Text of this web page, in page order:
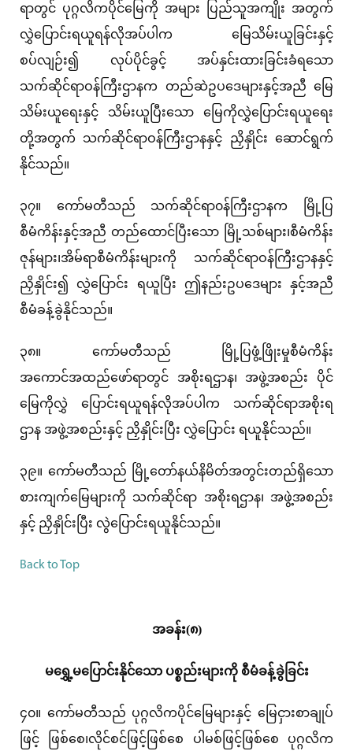
ရာတွင် ပုဂ္ဂလိကပိုင်မြေကို အများ ပြည်သူအကျိုး အတွက်
လွှဲပြောင်းရယူရန်လိုအပ်ပါက မြေသိမ်းယူခြင်းနှင့်
စပ်လျဉ်း၍ လုပ်ပိုင်ခွင့် အပ်နှင်းထားခြင်းခံရသော
သက်ဆိုင်ရာဝန်ကြီးဌာနက တည်ဆဲဥပဒေများနှင့်အညီ မြေ
သိမ်းယူရေးနှင့် သိမ်းယူပြီးသော မြေကိုလွှဲပြောင်းရယူရေး
တို့အတွက် သက်ဆိုင်ရာဝန်ကြီးဌာနနှင့် ညှိနှိုင်း ဆောင်ရွက်
နိုင်သည်။
၃၇။ ကော်မတီသည် သက်ဆိုင်ရာ၀န်ကြီးဌာနက မြို့ပြ
စီမံကိန်းနှင့်အညီ တည်ထောင်ပြီးသော မြို့သစ်များ၊စီမံကိန်း
ဇုန်များ၊အိမ်ရာစီမံကိန်းများကို သက်ဆိုင်ရာဝန်ကြီးဌာနနှင့်
ညှိနှိုင်း၍ လွှဲပြောင်း ရယူပြီး ဤနည်းဥပဒေများ နှင့်အညီ
စီမံခန့်ခွဲနိုင်သည်။
၃၈။ ကော်မတီသည် မြို့ပြဖွံ့ဖြိုးမှုစီမံကိန်း
အကောင်အထည်ဖော်ရာတွင် အစိုးရဌာန၊ အဖွဲ့အစည်း ပိုင်
မြေကိုလွှဲ ပြောင်းရယူရန်လိုအပ်ပါက သက်ဆိုင်ရာအစိုးရ
ဌာန အဖွဲ့အစည်းနှင့် ညှိနှိုင်းပြီး လွှဲပြောင်း ရယူနိုင်သည်။
၃၉။ ကော်မတီသည် မြို့တော်နယ်နိမိတ်အတွင်းတည်ရှိသော
စားကျက်မြေများကို သက်ဆိုင်ရာ အစိုးရဌာန၊ အဖွဲ့အစည်း
နှင့် ညှိနှိုင်းပြီး လွဲပြောင်းရယူနိုင်သည်။
Back to Top
အခန်း(၈)
မရွှေ့မပြောင်းနိုင်သော ပစ္စည်းများကို စီမံခန့်ခွဲခြင်း
၄၀။ ကော်မတီသည် ပုဂ္ဂလိကပိုင်မြေများနှင့် မြေငှားစာချုပ်
ဖြင့် ဖြစ်စေ၊လိုင်စင်ဖြင့်ဖြစ်စေ ပါမစ်ဖြင့်ဖြစ်စေ ပုဂ္ဂလိက